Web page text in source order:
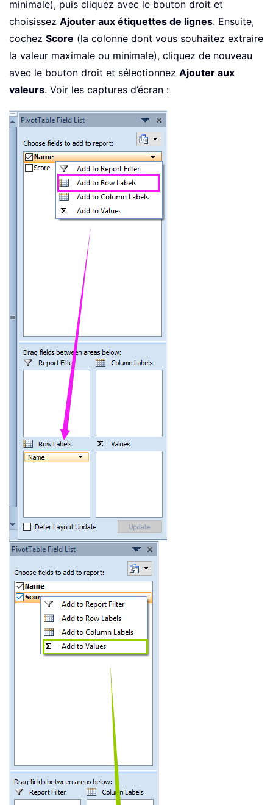
minimale), puis cliquez avec le bouton droit et
choisissez Ajouter aux étiquettes de lignes. Ensuite,
cochez Score (la colonne dont vous souhaitez extraire
la valeur maximale ou minimale), cliquez de nouveau
avec le bouton droit et sélectionnez Ajouter aux
valeurs. Voir les captures d’écran :